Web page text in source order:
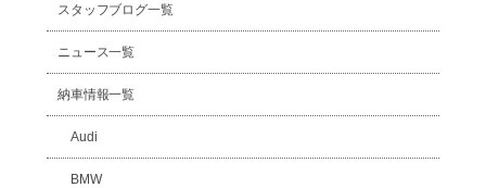
スタッフブログ一覧
ニュース一覧
納車情報一覧
Audi
BMW